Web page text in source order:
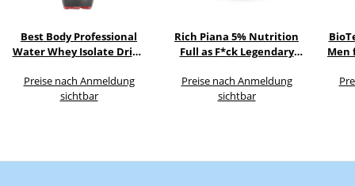
Best Body Professional
Water Whey Isolate Drink
Preise nach Anmeldung
sichtbar
Rich Piana 5% Nutrition
Full as F*ck Legendary
Preise nach Anmeldung
sichtbar
Men